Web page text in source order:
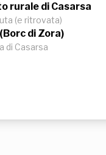
rurale di Casarsa
(e ritrovata)
di Zora)
di Casarsa